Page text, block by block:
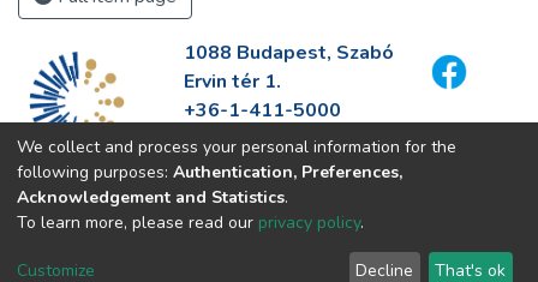
1088 Budapest, Szabó
Ervin tér 1.
+36-1-411-5000
info@fszek.hu
https://fszek.hu
We collect and process your personal information for the
following purposes: Authentication, Preferences,
Acknowledgement and Statistics.
To learn more, please read our privacy policy.
Customize Decline That's ok